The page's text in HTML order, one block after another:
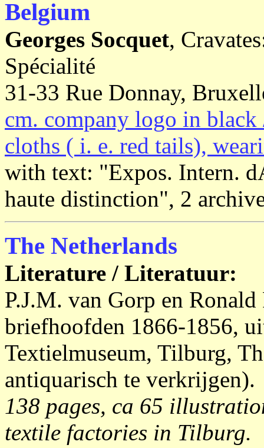
Belgium
Georges Socquet,
Spécialité
31-33 Rue Donnay,
cm. company logo in
cloths ( i. e. red tails),
with text: "Expos. Intern.
haute distinction", 2
The Netherlands
Literature / Literatuur:
P.J.M. van Gorp en
briefhoofden 1866-1856,
Textielmuseum, Tilburg,
antiquarisch te verkrijgen).
138 pages, ca 65
textile factories in Tilburg.